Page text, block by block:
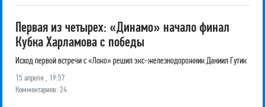
Первая из четырех: «Динамо» начало финал
Кубка Харламова с победы
Исход первой встречи с «Локо» решил экс-железнодорожник Даниил Гутик
15 апреля , 19:57
Комментариев: 24